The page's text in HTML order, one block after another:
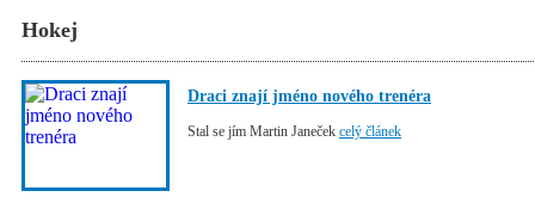
Hokej
Draci znají jméno nového trenéra
Stal se jím Martin Janeček celý článek